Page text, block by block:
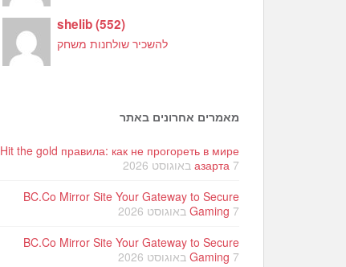
shelib(552)
להשכיר שולחנות משחק
מאמרים אחרונים באתר
Hit the gold правила: как не прогореть в мире
азарта 7 באוגוסט 2026
BC.Co Mirror Site Your Gateway to Secure
Gaming 7 באוגוסט 2026
BC.Co Mirror Site Your Gateway to Secure
Gaming 7 באוגוסט 2026